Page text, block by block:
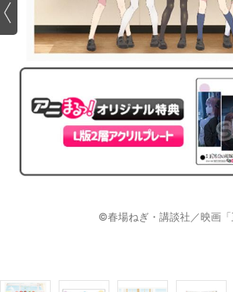
©春場ねぎ・講談社／映画